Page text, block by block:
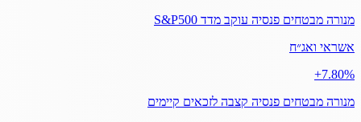
מנורה מבטחים פנסיה עוקב מדד S&P500
אשראי ואג״ח
‎+7.80%
מנורה מבטחים פנסיה קצבה לזכאים קיימים